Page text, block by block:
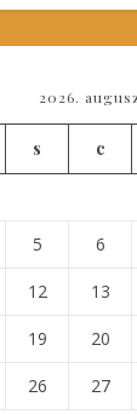
2026.
s c
5 6
12 13
19 20
26 27